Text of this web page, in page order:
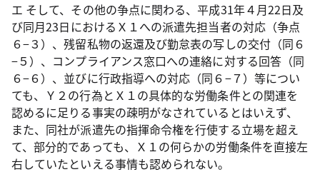
エ そして、その他の争点に関わる、平成31年４月22日及
び同月23日におけるＸ１への派遣先担当者の対応（争点
６−３）、残留私物の返還及び勤怠表の写しの交付（同６
−５）、コンプライアンス窓口への連絡に対する回答（同
６−６）、並びに行政指導への対応（同６−７）等につい
ても、Ｙ２の行為とＸ１の具体的な労働条件との関連を
認めるに足りる事実の疎明がなされているとはいえず、
また、同社が派遣先の指揮命令権を行使する立場を超え
て、部分的であっても、Ｘ１の何らかの労働条件を直接左
右していたといえる事情も認められない。